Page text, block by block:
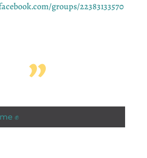
groups/22383133570
”
✊